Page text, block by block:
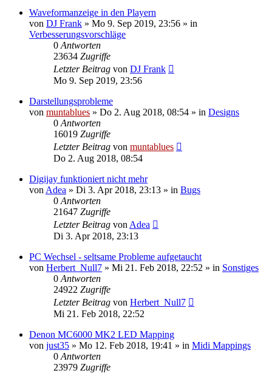
Waveformanzeige in den Playern
von DJ Frank » Mo 9. Sep 2019, 23:56 » in
Verbesserungsvorschläge
0 Antworten
23634 Zugriffe
Letzter Beitrag von DJ Frank
Mo 9. Sep 2019, 23:56
Darstellungsprobleme
von muntablues » Do 2. Aug 2018, 08:54 » in Designs
0 Antworten
16019 Zugriffe
Letzter Beitrag von muntablues
Do 2. Aug 2018, 08:54
Digijay funktioniert nicht mehr
von Adea » Di 3. Apr 2018, 23:13 » in Bugs
0 Antworten
21647 Zugriffe
Letzter Beitrag von Adea
Di 3. Apr 2018, 23:13
PC Wechsel - seltsame Probleme aufgetaucht
von Herbert_Null7 » Mi 21. Feb 2018, 22:52 » in Sonstiges
0 Antworten
24922 Zugriffe
Letzter Beitrag von Herbert_Null7
Mi 21. Feb 2018, 22:52
Denon MC6000 MK2 LED Mapping
von just35 » Mo 12. Feb 2018, 19:41 » in Midi Mappings
0 Antworten
23979 Zugriffe